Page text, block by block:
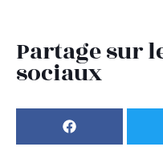
Partage sur
sociaux